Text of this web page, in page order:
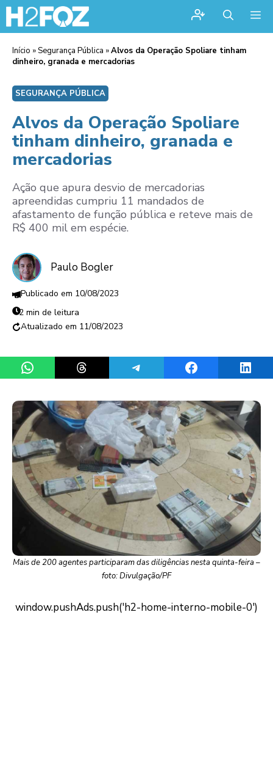
Início »Segurança Pública »Alvos da Operação Spoliare tinham
dinheiro, granada e mercadorias
SEGURANÇA PÚBLICA
Alvos da Operação Spoliare
tinham dinheiro, granada e
mercadorias
Ação que apura desvio de mercadorias
apreendidas cumpriu 11 mandados de
afastamento de função pública e reteve mais de
R$ 400 mil em espécie.
Paulo Bogler
10/08/2023
2 min de leitura
11/08/2023
Share on WhatsAppShare on ThreadsShare on TelegramShare on Facebook
Mais de 200 agentes participaram das diligências nesta quinta-feira –
foto: Divulgação/PF